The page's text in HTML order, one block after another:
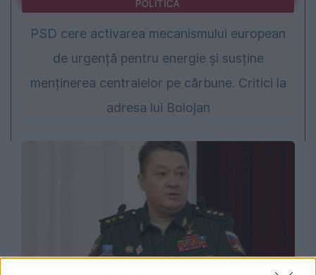
POLITICA
PSD cere activarea mecanismului european
de urgență pentru energie și susține
menținerea centralelor pe cărbune. Critici la
adresa lui Bolojan